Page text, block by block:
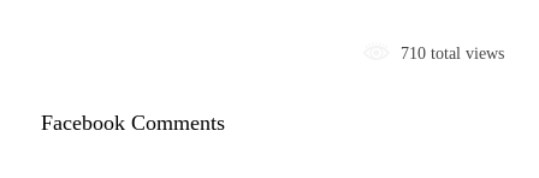
710 total views
Facebook Comments